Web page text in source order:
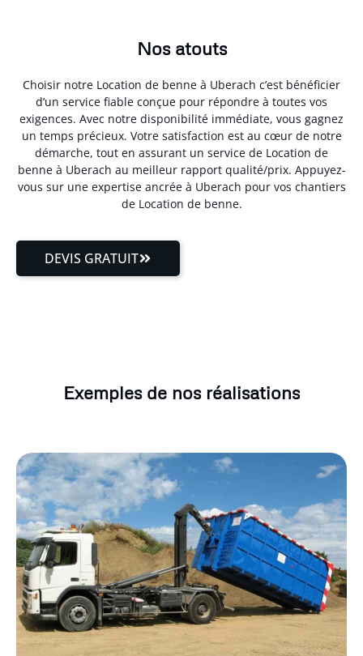
Nos atouts
Choisir notre Location de benne à Uberach c’est bénéficier
d’un service fiable conçue pour répondre à toutes vos
exigences. Avec notre disponibilité immédiate, vous gagnez
un temps précieux. Votre satisfaction est au cœur de notre
démarche, tout en assurant un service de Location de
benne à Uberach au meilleur rapport qualité/prix. Appuyez-
vous sur une expertise ancrée à Uberach pour vos chantiers
de Location de benne.
DEVIS GRATUIT
Exemples de nos réalisations